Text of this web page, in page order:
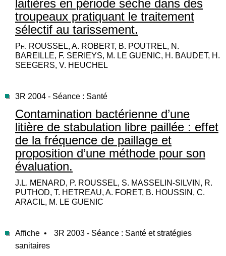
laitières en période sèche dans des
troupeaux pratiquant le traitement
sélectif au tarissement.
Ph. ROUSSEL, A. ROBERT, B. POUTREL, N.
BAREILLE, F. SERIEYS, M. LE GUENIC, H. BAUDET, H.
SEEGERS, V. HEUCHEL
3R 2004 - Séance : Santé
Contamination bactérienne d’une
litière de stabulation libre paillée : effet
de la fréquence de paillage et
proposition d’une méthode pour son
évaluation.
J.L. MENARD, P. ROUSSEL, S. MASSELIN-SILVIN, R.
PUTHOD, T. HETREAU, A. FORET, B. HOUSSIN, C.
ARACIL, M. LE GUENIC
Affiche •
3R 2003 - Séance : Santé et stratégies
sanitaires